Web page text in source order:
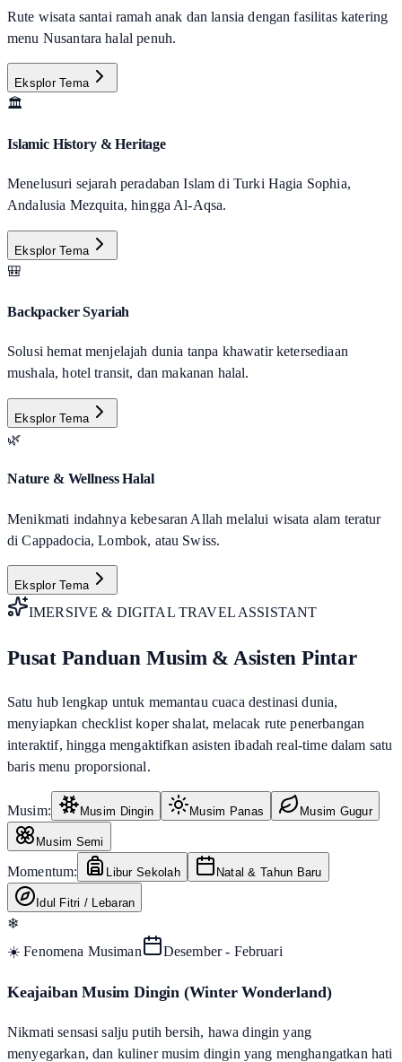
Rute wisata santai ramah anak dan lansia dengan fasilitas katering
menu Nusantara halal penuh.
Eksplor Tema
🏛️
Islamic History & Heritage
Menelusuri sejarah peradaban Islam di Turki Hagia Sophia,
Andalusia Mezquita, hingga Al-Aqsa.
Eksplor Tema
🎒
Backpacker Syariah
Solusi hemat menjelajah dunia tanpa khawatir ketersediaan
mushala, hotel transit, dan makanan halal.
Eksplor Tema
🌿
Nature & Wellness Halal
Menikmati indahnya kebesaran Allah melalui wisata alam teratur
di Cappadocia, Lombok, atau Swiss.
Eksplor Tema
IMERSIVE & DIGITAL TRAVEL ASSISTANT
Pusat Panduan Musim & Asisten Pintar
Satu hub lengkap untuk memantau cuaca destinasi dunia,
menyiapkan checklist koper shalat, melacak rute penerbangan
interaktif, hingga mengaktifkan asisten ibadah real-time dalam satu
baris menu proporsional.
Musim: Musim Dingin Musim Panas Musim Gugur
Musim Semi
Momentum: Libur Sekolah Natal & Tahun Baru
Idul Fitri / Lebaran
❄
☀️ Fenomena Musiman
Desember - Februari
Keajaiban Musim Dingin (Winter Wonderland)
Nikmati sensasi salju putih bersih, hawa dingin yang
menyegarkan, dan kuliner musim dingin yang menghangatkan hati